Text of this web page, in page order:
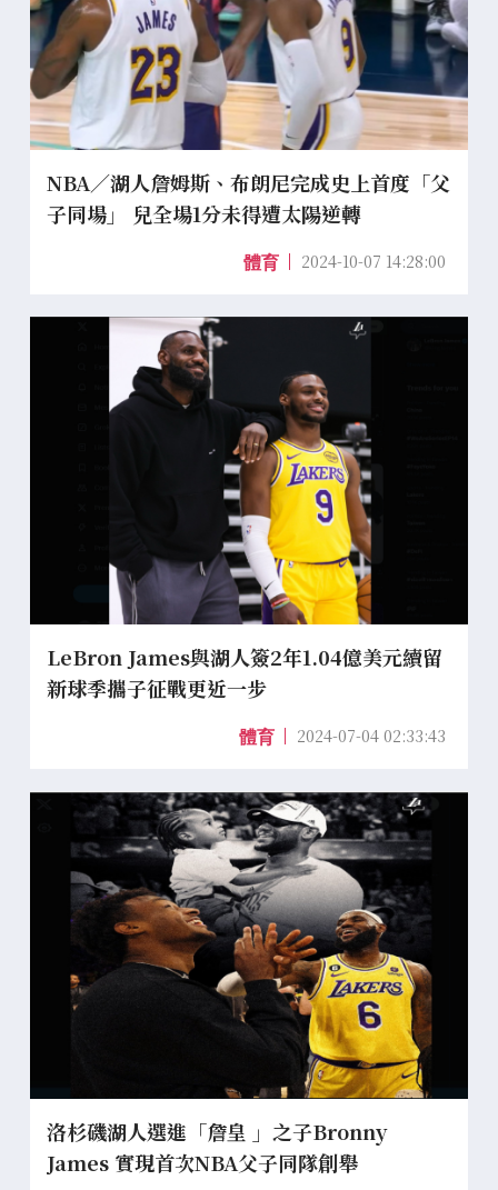
NBA／湖人詹姆斯、布朗尼完成史上首度「父
子同場」 兒全場1分未得遭太陽逆轉
體育 2024-10-07 14:28:00
LeBron James與湖人簽2年1.04億美元續留
新球季攜子征戰更近一步
體育 2024-07-04 02:33:43
洛杉磯湖人選進「詹皇 」之子Bronny
James 實現首次NBA父子同隊創舉